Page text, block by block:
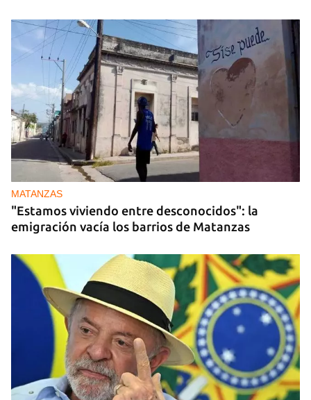
MATANZAS
"Estamos viviendo entre desconocidos": la
emigración vacía los barrios de Matanzas